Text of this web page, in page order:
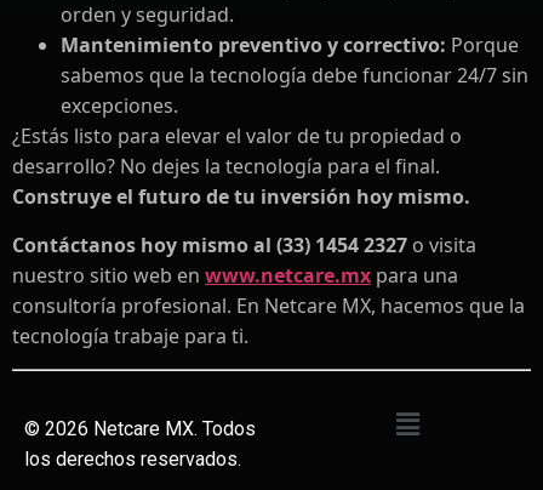
orden y seguridad.
Mantenimiento preventivo y correctivo: Porque
sabemos que la tecnología debe funcionar 24/7 sin
excepciones.
¿Estás listo para elevar el valor de tu propiedad o
desarrollo? No dejes la tecnología para el final.
Construye el futuro de tu inversión hoy mismo.
Contáctanos hoy mismo al (33) 1454 2327 o visita
nuestro sitio web en www.netcare.mx para una
consultoría profesional. En Netcare MX, hacemos que la
tecnología trabaje para ti.
© 2026 Netcare MX. Todos
los derechos reservados.